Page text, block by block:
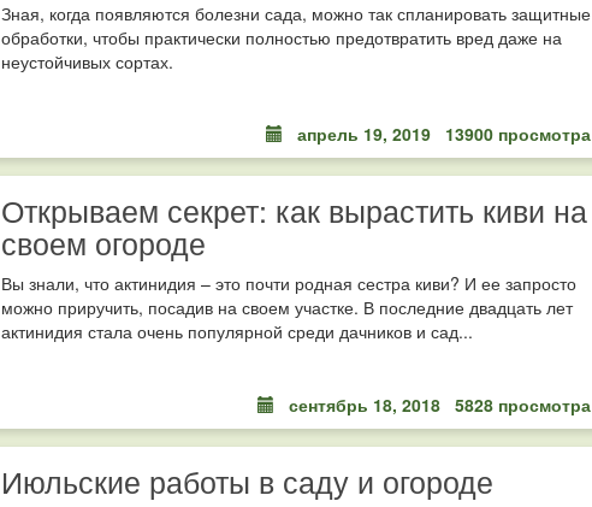
Зная, когда появляются болезни сада, можно так спланировать защитные
обработки, чтобы практически полностью предотвратить вред даже на
неустойчивых сортах.
апрель 19, 2019 13900 просмотра
Открываем секрет: как вырастить киви на
своем огороде
Вы знали, что актинидия – это почти родная сестра киви? И ее запросто
можно приручить, посадив на своем участке. В последние двадцать лет
актинидия стала очень популярной среди дачников и сад...
сентябрь 18, 2018 5828 просмотра
Июльские работы в саду и огороде